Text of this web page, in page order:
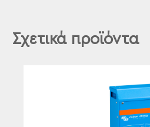
Σχετικά προϊόντα